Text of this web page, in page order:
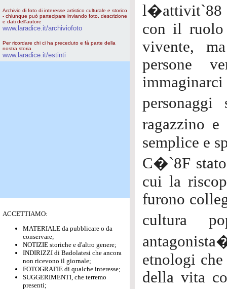
Archivio di foto di interesse artistico culturale e storico
- chiunque può partecipare inviando foto, descrizione
e dati dell'autore
www.laradice.it/archiviofoto
Per ricordare chi ci ha preceduto e fà parte della
nostra storia
www.laradice.it/estinti
ACCETTIAMO:
MATERIALE da pubblicare o da
conservare;
NOTIZIE storiche e d'altro genere;
INDIRIZZI di Badolatesi che ancora
non ricevono il giornale;
FOTOGRAFIE di qualche interesse;
SUGGERIMENTI, che terremo
presenti;
l�attivit`88
con il ruolo
vivente,
persone
ragazzino
semplice e
C�`8F
cui la
furono
cultura
etnologi che
della vita